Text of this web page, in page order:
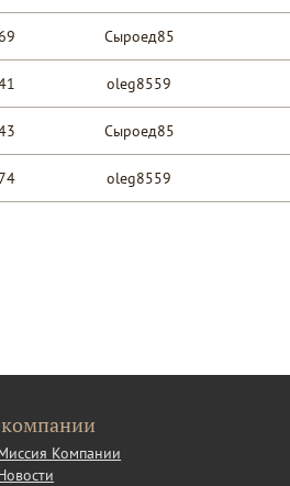
Сыроед85
oleg8559
Сыроед85
oleg8559
Компании